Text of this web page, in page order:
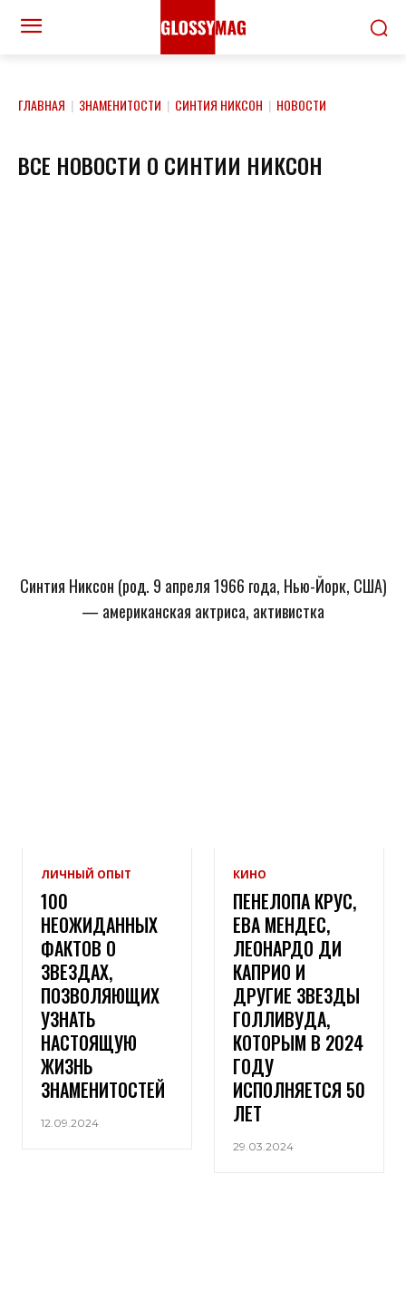
ГЛАВНАЯ | ЗНАМЕНИТОСТИ | СИНТИЯ НИКСОН | НОВОСТИ
ВСЕ НОВОСТИ О СИНТИИ НИКСОН
Синтия Никсон (род. 9 апреля 1966 года, Нью-Йорк, США)
— американская актриса, активистка
ЛИЧНЫЙ ОПЫТ
100
НЕОЖИДАННЫХ
ФАКТОВ О
ЗВЕЗДАХ,
ПОЗВОЛЯЮЩИХ
УЗНАТЬ
НАСТОЯЩУЮ
ЖИЗНЬ
ЗНАМЕНИТОСТЕЙ
12.09.2024
КИНО
ПЕНЕЛОПА КРУС,
ЕВА МЕНДЕС,
ЛЕОНАРДО ДИ
КАПРИО И
ДРУГИЕ ЗВЕЗДЫ
ГОЛЛИВУДА,
КОТОРЫМ В 2024
ГОДУ
ИСПОЛНЯЕТСЯ 50
ЛЕТ
29.03.2024